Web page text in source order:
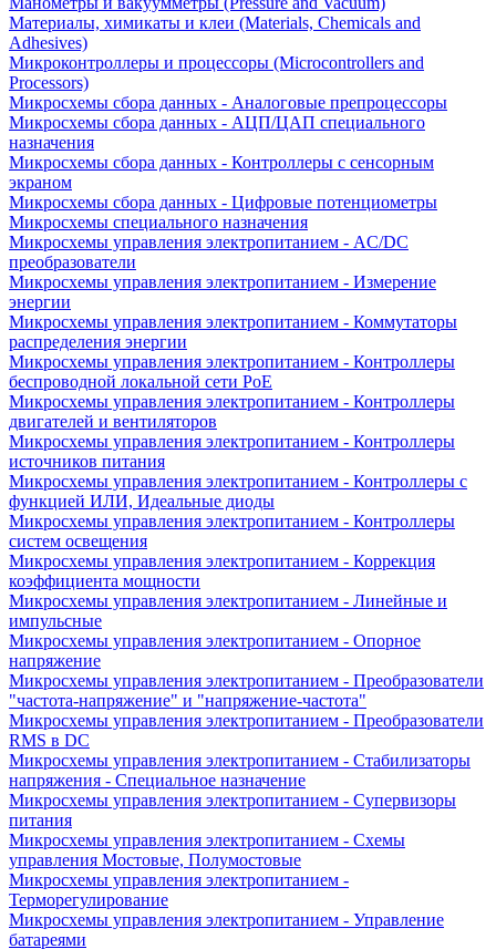
Материалы, химикаты и клеи (Materials, Chemicals and
Adhesives)
Микроконтроллеры и процессоры (Microcontrollers and
Processors)
Микросхемы сбора данных - Аналоговые препроцессоры
Микросхемы сбора данных - АЦП/ЦАП специального
назначения
Микросхемы сбора данных - Контроллеры с сенсорным
экраном
Микросхемы сбора данных - Цифровые потенциометры
Микросхемы специального назначения
Микросхемы управления электропитанием - AC/DC
преобразователи
Микросхемы управления электропитанием - Измерение
энергии
Микросхемы управления электропитанием - Коммутаторы
распределения энергии
Микросхемы управления электропитанием - Контроллеры
беспроводной локальной сети PoE
Микросхемы управления электропитанием - Контроллеры
двигателей и вентиляторов
Микросхемы управления электропитанием - Контроллеры
источников питания
Микросхемы управления электропитанием - Контроллеры с
функцией ИЛИ, Идеальные диоды
Микросхемы управления электропитанием - Контроллеры
систем освещения
Микросхемы управления электропитанием - Коррекция
коэффициента мощности
Микросхемы управления электропитанием - Линейные и
импульсные
Микросхемы управления электропитанием - Опорное
напряжение
Микросхемы управления электропитанием - Преобразователи
"частота-напряжение" и "напряжение-частота"
Микросхемы управления электропитанием - Преобразователи
RMS в DC
Микросхемы управления электропитанием - Стабилизаторы
напряжения - Специальное назначение
Микросхемы управления электропитанием - Супервизоры
питания
Микросхемы управления электропитанием - Схемы
управления Мостовые, Полумостовые
Микросхемы управления электропитанием -
Терморегулирование
Микросхемы управления электропитанием - Управление
батареями